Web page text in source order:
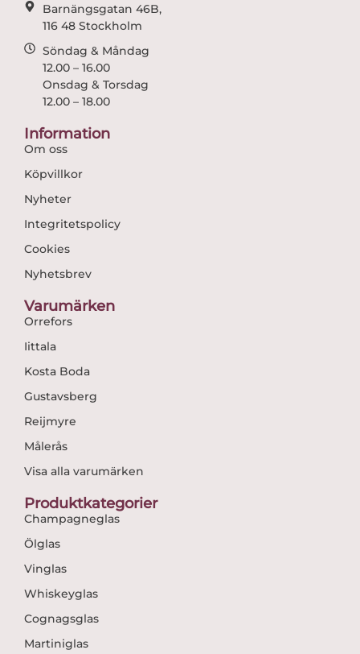
Barnängsgatan 46B,
116 48 Stockholm
Söndag & Måndag
12.00 – 16.00
Onsdag & Torsdag
12.00 – 18.00
Information
Om oss
Köpvillkor
Nyheter
Integritetspolicy
Cookies
Nyhetsbrev
Varumärken
Orrefors
Iittala
Kosta Boda
Gustavsberg
Reijmyre
Målerås
Visa alla varumärken
Produktkategorier
Champagneglas
Ölglas
Vinglas
Whiskeyglas
Cognagsglas
Martiniglas